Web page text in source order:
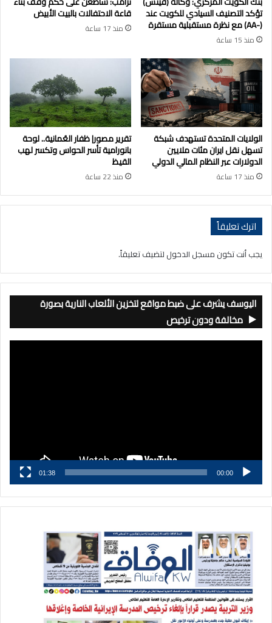
تؤكد التصنيف السيادي للكويت عند
(-AA) مع نظرة مستقبلية مستقرة
منذ 15 ساعة
قاعة الاحتفالات بالبيت الأبيض
منذ 17 ساعة
الولايات المتحدة تستهدف شبكة
تسهل نقل ايران مئات ملايين
الدولارات عبر النظام المالي الدولي
منذ 17 ساعة
تقرير مصور| ظفار العُمانية.. لوحة
بانورامية تأسر الحواس وتكسر لهب
القيظ
منذ 22 ساعة
اترك تعليقاً
يجب أنت تكون مسجل الدخول لتضيف تعليقاً.
اليوسف يشرف على ضبط مواقع لتخزين الألعاب النارية بصورة
مخالفة ودون ترخيص
00:00
01:38